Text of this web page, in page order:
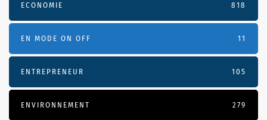
ECONOMIE 818
EN MODE ON OFF 11
ENTREPRENEUR 105
ENVIRONNEMENT 279